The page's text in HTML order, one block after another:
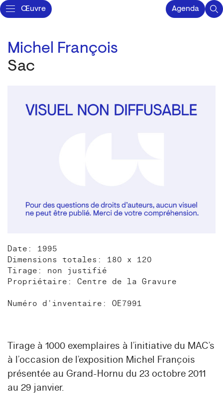
Œuvre Agenda
Michel François
Sac
Date: 1995
Dimensions totales: 180 x 120
Tirage: non justifié
Propriétaire: Centre de la Gravure
Numéro d'inventaire: OE7991
Tirage à 1000 exemplaires à l’initiative du MAC’s
à l’occasion de l’exposition Michel François
présentée au Grand-Hornu du 23 octobre 2011
au 29 janvier.